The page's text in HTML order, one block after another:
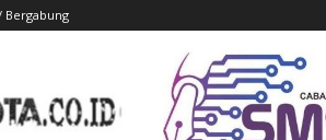
Bergabung